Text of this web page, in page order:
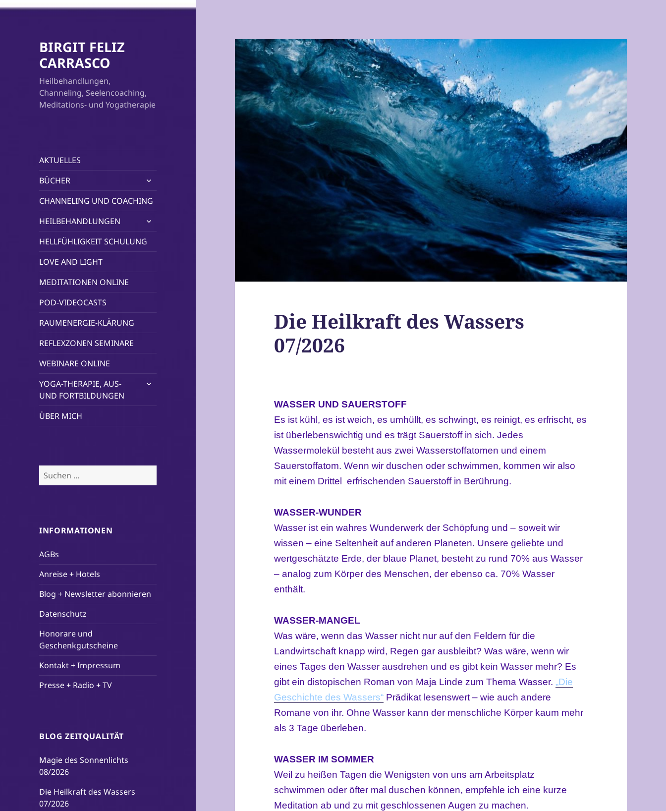
BIRGIT FELIZ
CARRASCO
Heilbehandlungen,
Channeling, Seelencoaching,
Meditations- und Yogatherapie
AKTUELLES
BÜCHER
untermenü
öffnen
CHANNELING UND COACHING
HEILBEHANDLUNGEN
untermenü
HELLFÜHLIGKEIT SCHULUNG
LOVE AND LIGHT
MEDITATIONEN ONLINE
POD-VIDEOCASTS
RAUMENERGIE-KLÄRUNG
REFLEXZONEN SEMINARE
WEBINARE ONLINE
YOGA-THERAPIE, AUS-
UND FORTBILDUNGEN
untermenü
ÜBER MICH
Suchen
nach:
INFORMATIONEN
AGBs
Anreise + Hotels
Blog + Newsletter abonnieren
Datenschutz
Honorare und
Geschenkgutscheine
Kontakt + Impressum
Presse + Radio + TV
BLOG ZEITQUALITÄT
Magie des Sonnenlichts
08/2026
Die Heilkraft des Wassers
07/2026
Die Heilkraft des Wassers
07/2026
WASSER UND SAUERSTOFF
Es ist kühl, es ist weich, es umhüllt, es schwingt, es reinigt, es erfrischt, es
ist überlebenswichtig und es trägt Sauerstoff in sich. Jedes
Wassermolekül besteht aus zwei Wasserstoffatomen und einem
Sauerstoffatom. Wenn wir duschen oder schwimmen, kommen wir also
mit einem Drittel erfrischenden Sauerstoff in Berührung.
WASSER-WUNDER
Wasser ist ein wahres Wunderwerk der Schöpfung und – soweit wir
wissen – eine Seltenheit auf anderen Planeten. Unsere geliebte und
wertgeschätzte Erde, der blaue Planet, besteht zu rund 70% aus Wasser
– analog zum Körper des Menschen, der ebenso ca. 70% Wasser
enthält.
WASSER-MANGEL
Was wäre, wenn das Wasser nicht nur auf den Feldern für die
Landwirtschaft knapp wird, Regen gar ausbleibt? Was wäre, wenn wir
eines Tages den Wasser ausdrehen und es gibt kein Wasser mehr? Es
gibt ein distopischen Roman von Maja Linde zum Thema Wasser.„Die
Geschichte des Wassers“ Prädikat lesenswert – wie auch andere
Romane von ihr. Ohne Wasser kann der menschliche Körper kaum mehr
als 3 Tage überleben.
WASSER IM SOMMER
Weil zu heißen Tagen die Wenigsten von uns am Arbeitsplatz
schwimmen oder öfter mal duschen können, empfehle ich eine kurze
Meditation ab und zu mit geschlossenen Augen zu machen.